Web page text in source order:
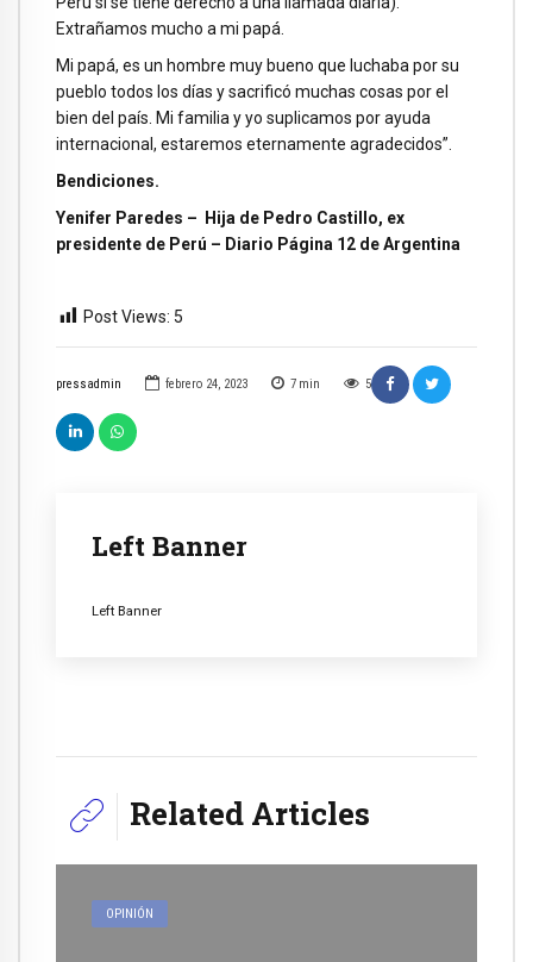
pressadmin febrero 24, 2023 7 min 5
Left Banner
Left Banner
Extrañamos mucho a mi papá.
Mi papá, es un hombre muy bueno que luchaba por su
pueblo todos los días y sacrificó muchas cosas por el
bien del país. Mi familia y yo suplicamos por ayuda
internacional, estaremos eternamente agradecidos”.
Bendiciones.
Yenifer Paredes – Hija de Pedro Castillo, ex
presidente de Perú – Diario Página 12 de Argentina
Post Views: 5
Related Articles
OPINIÓN